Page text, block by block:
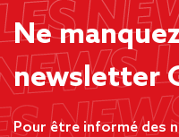
Ne
newsletter
Pour être informé des